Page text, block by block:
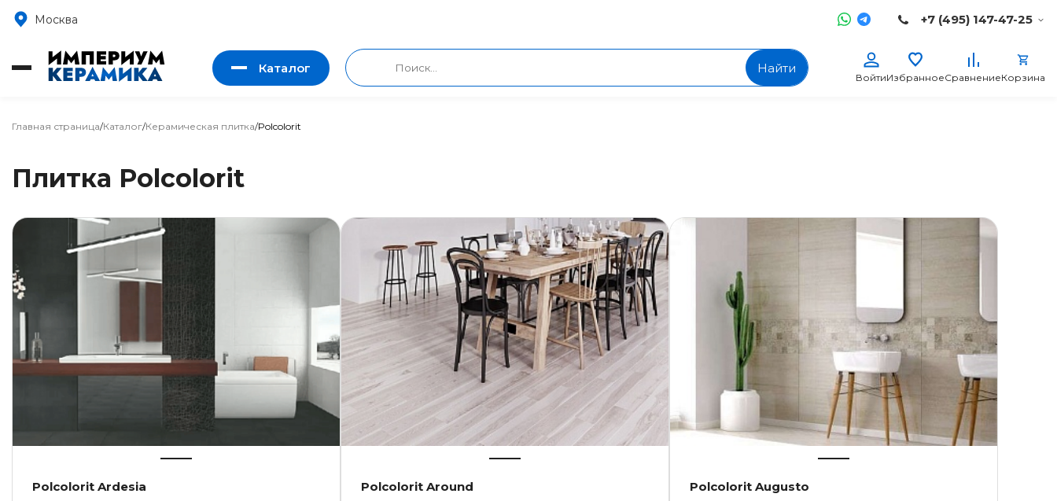
Москва +7 (495) 147-47-25
Каталог Найти
ВойтиИзбранноеСравнениеКорзина
Главная страница/Каталог/Керамическая плитка/Polcolorit
Плитка Polcolorit
Polcolorit Ardesia Polcolorit Around Polcolorit Augusto